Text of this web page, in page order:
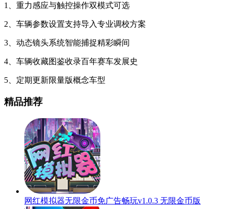
1、重力感应与触控操作双模式可选
2、车辆参数设置支持导入专业调校方案
3、动态镜头系统智能捕捉精彩瞬间
4、车辆收藏图鉴收录百年赛车发展史
5、定期更新限量版概念车型
精品推荐
网红模拟器无限金币免广告畅玩v1.0.3 无限金币版